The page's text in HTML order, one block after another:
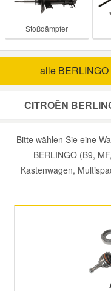
Stoßdämpfer
alle
CITROËN
Bitte wählen Sie eine
BERLINGO (B9,
Kastenwagen,